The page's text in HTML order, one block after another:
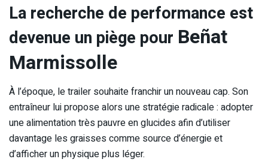
La recherche de performance est
devenue un piège pour Beñat
Marmissolle
À l’époque, le trailer souhaite franchir un nouveau cap. Son
entraîneur lui propose alors une stratégie radicale : adopter
une alimentation très pauvre en glucides afin d’utiliser
davantage les graisses comme source d’énergie et
d’afficher un physique plus léger.